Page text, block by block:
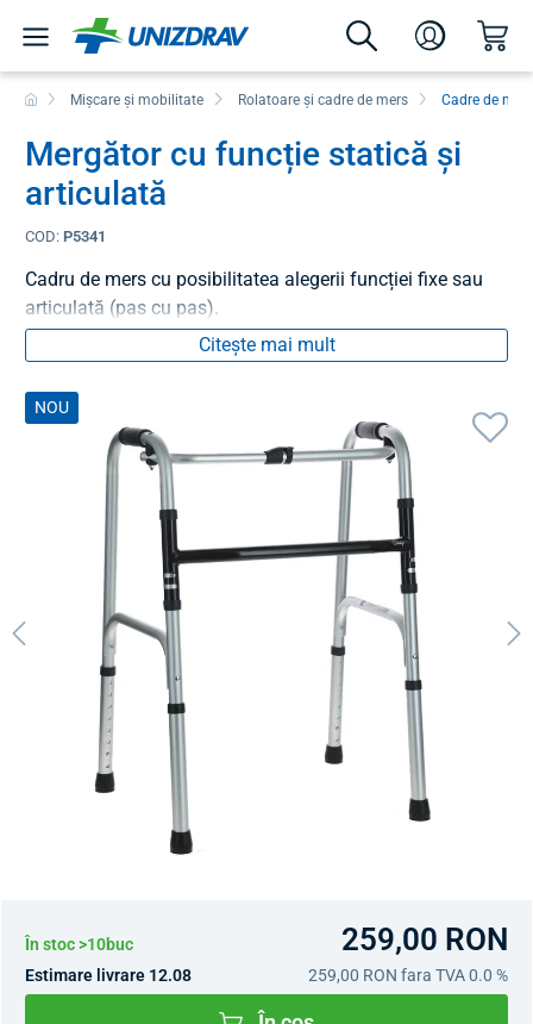
Mișcare și mobilitate Rolatoare și cadre de mers Cadre de
Mergător cu funcție statică și
articulată
COD: P5341
Cadru de mers cu posibilitatea alegerii funcției fixe sau
articulată (pas cu pas).
Citește mai mult
NOU
În stoc >10buc 259,00 RON
Estimare livrare 12.08 259,00 RON fara TVA 0.0 %